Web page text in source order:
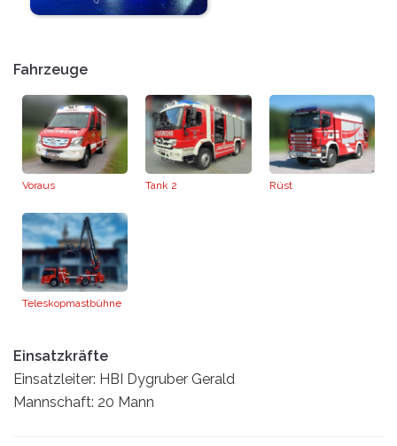
Fahrzeuge
Voraus Tank 2 Rüst
Teleskopmastbühne
Einsatzkräfte
Einsatzleiter: HBI Dygruber Gerald
Mannschaft: 20 Mann